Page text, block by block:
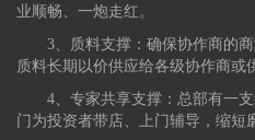
业顺畅、一炮走红。
3、质料支撑：确保协作商的商
质料长期以价供应给各级协作商或
4、专家共享支撑：总部有一支
门为投资者带店、上门辅导，缩短